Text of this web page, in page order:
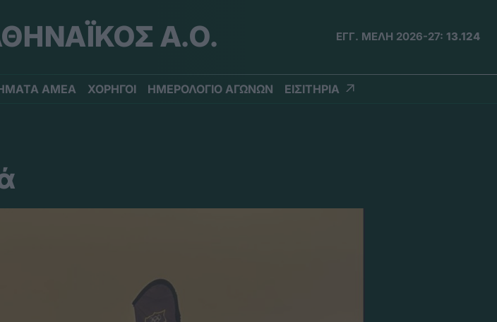
Α.Ο. ΕΓΓ. ΜΕΛΗ 2026-27: 13.124
ΑΜΕΑ ΧΟΡΗΓΟΙ ΗΜΕΡΟΛΟΓΙΟ ΑΓΩΝΩΝ ΕΙΣΙΤΗΡΙΑ